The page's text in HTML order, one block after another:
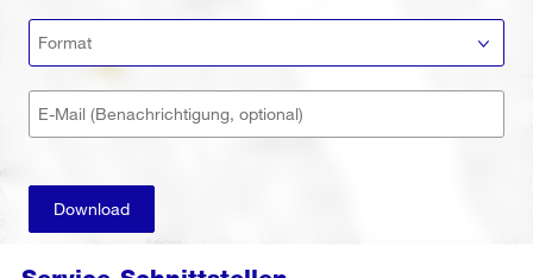
Format
E-Mail (Benachrichtigung, optional)
Download